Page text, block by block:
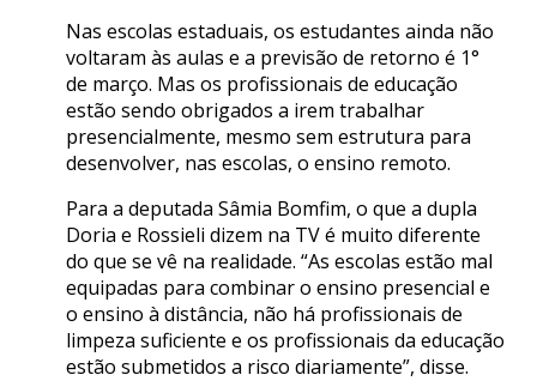
Nas escolas estaduais, os estudantes ainda não
voltaram às aulas e a previsão de retorno é 1°
de março. Mas os profissionais de educação
estão sendo obrigados a irem trabalhar
presencialmente, mesmo sem estrutura para
desenvolver, nas escolas, o ensino remoto.
Para a deputada Sâmia Bomfim, o que a dupla
Doria e Rossieli dizem na TV é muito diferente
do que se vê na realidade. “As escolas estão mal
equipadas para combinar o ensino presencial e
o ensino à distância, não há profissionais de
limpeza suficiente e os profissionais da educação
estão submetidos a risco diariamente”, disse.